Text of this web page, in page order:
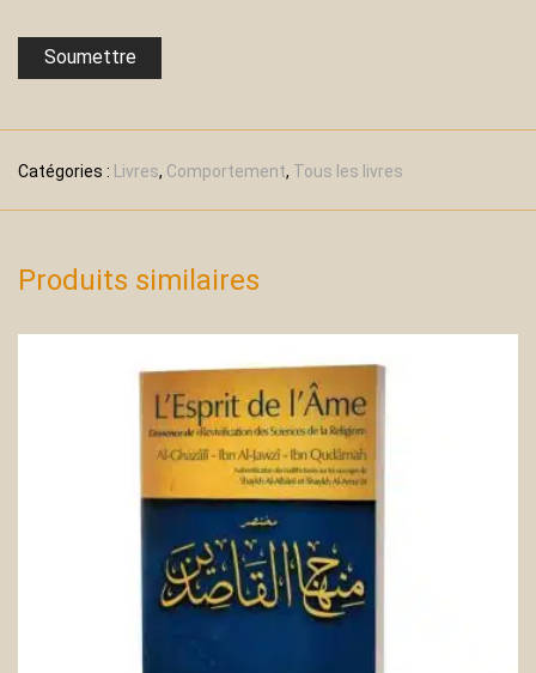
Catégories : Livres, Comportement, Tous les livres
Produits similaires